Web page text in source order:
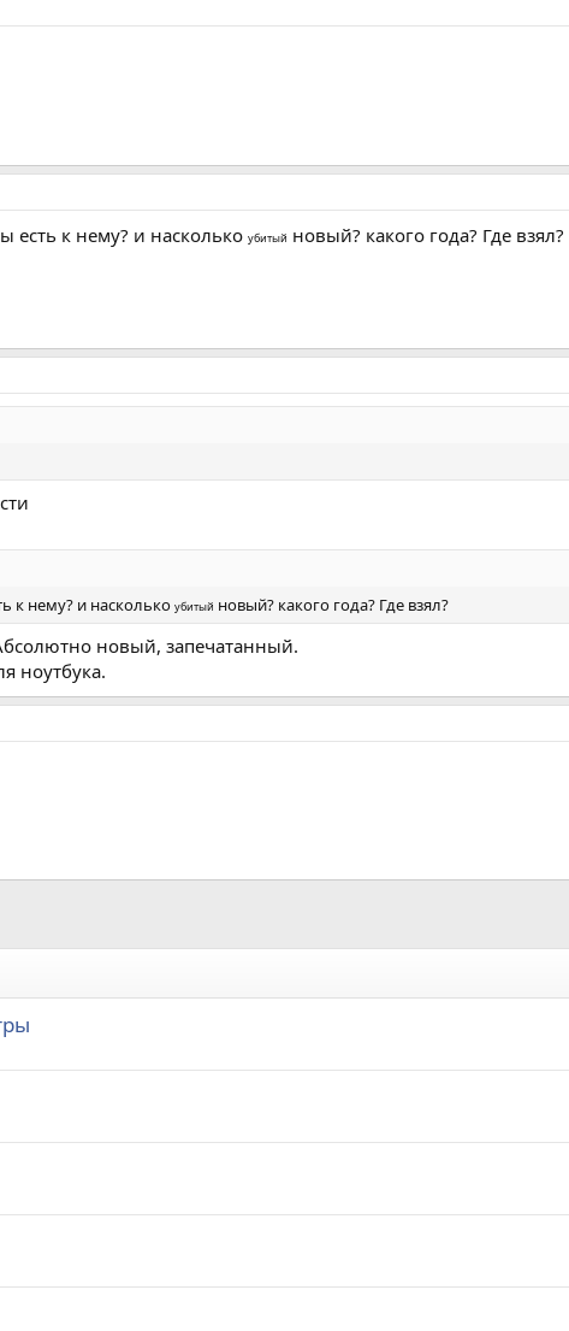
есть к нему? и насколько убитый новый? какого года? Где взял?
к нему? и насколько убитый новый? какого года? Где взял?
новый, запечатанный.
ноутбука.